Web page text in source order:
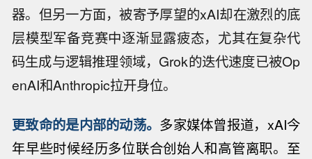
器。但另一方面，被寄予厚望的xAI却在激烈的底
层模型军备竞赛中逐渐显露疲态，尤其在复杂代
码生成与逻辑推理领域，Grok的迭代速度已被Op
enAI和Anthropic拉开身位。
更致命的是内部的动荡。 多家媒体曾报道，xAI今
年早些时候经历多位联合创始人和高管离职。至